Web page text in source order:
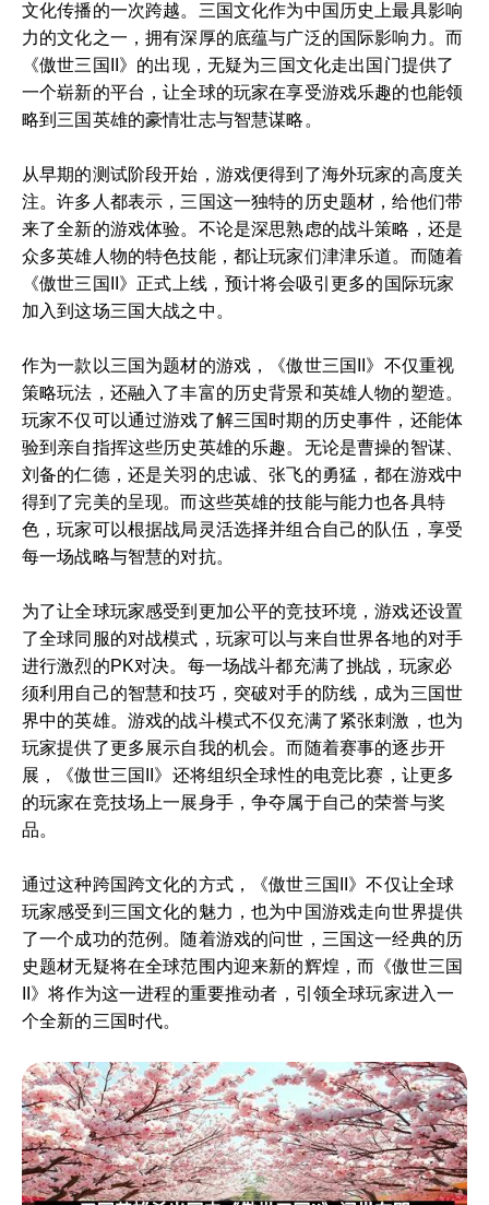
文化传播的一次跨越。三国文化作为中国历史上最具影响
力的文化之一，拥有深厚的底蕴与广泛的国际影响力。而
《傲世三国II》的出现，无疑为三国文化走出国门提供了
一个崭新的平台，让全球的玩家在享受游戏乐趣的也能领
略到三国英雄的豪情壮志与智慧谋略。
从早期的测试阶段开始，游戏便得到了海外玩家的高度关
注。许多人都表示，三国这一独特的历史题材，给他们带
来了全新的游戏体验。不论是深思熟虑的战斗策略，还是
众多英雄人物的特色技能，都让玩家们津津乐道。而随着
《傲世三国II》正式上线，预计将会吸引更多的国际玩家
加入到这场三国大战之中。
作为一款以三国为题材的游戏，《傲世三国II》不仅重视
策略玩法，还融入了丰富的历史背景和英雄人物的塑造。
玩家不仅可以通过游戏了解三国时期的历史事件，还能体
验到亲自指挥这些历史英雄的乐趣。无论是曹操的智谋、
刘备的仁德，还是关羽的忠诚、张飞的勇猛，都在游戏中
得到了完美的呈现。而这些英雄的技能与能力也各具特
色，玩家可以根据战局灵活选择并组合自己的队伍，享受
每一场战略与智慧的对抗。
为了让全球玩家感受到更加公平的竞技环境，游戏还设置
了全球同服的对战模式，玩家可以与来自世界各地的对手
进行激烈的PK对决。每一场战斗都充满了挑战，玩家必
须利用自己的智慧和技巧，突破对手的防线，成为三国世
界中的英雄。游戏的战斗模式不仅充满了紧张刺激，也为
玩家提供了更多展示自我的机会。而随着赛事的逐步开
展，《傲世三国II》还将组织全球性的电竞比赛，让更多
的玩家在竞技场上一展身手，争夺属于自己的荣誉与奖
品。
通过这种跨国跨文化的方式，《傲世三国II》不仅让全球
玩家感受到三国文化的魅力，也为中国游戏走向世界提供
了一个成功的范例。随着游戏的问世，三国这一经典的历
史题材无疑将在全球范围内迎来新的辉煌，而《傲世三国
II》将作为这一进程的重要推动者，引领全球玩家进入一
个全新的三国时代。